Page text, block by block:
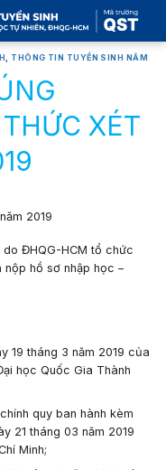
THÔNG TIN TUYỂN SINH NĂM
XÉT
2019
do ĐHQG-HCM tổ chức
hồ sơ nhập học –
19 tháng 3 năm 2019 của
học Quốc Gia Thành
quy ban hành kèm
21 tháng 03 năm 2019
Minh;